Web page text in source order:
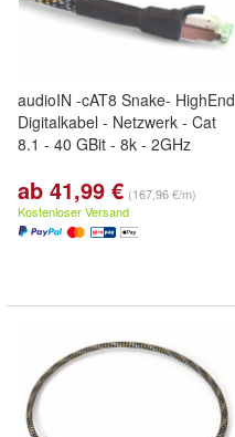
audioIN -cAT8 Snake- HighEnd
Digitalkabel - Netzwerk - Cat
8.1 - 40 GBit - 8k - 2GHz
ab 41,99 € (167,96 €/m)
Kostenloser Versand